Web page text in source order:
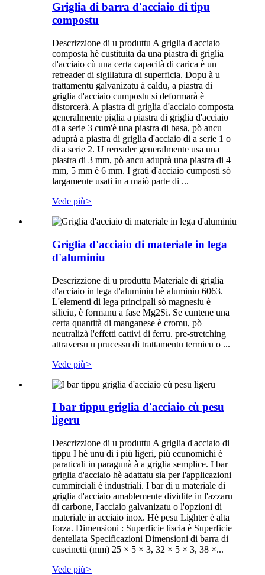
Griglia di barra d'acciaio di tipu
compostu
Descrizzione di u produttu A griglia d'acciaio
composta hè custituita da una piastra di griglia
d'acciaio cù una certa capacità di carica è un
retreader di sigillatura di superficia. Dopu à u
trattamentu galvanizatu à caldu, a piastra di
griglia d'acciaio cumpostu si deformarà è
distorcerà. A piastra di griglia d'acciaio composta
generalmente piglia a piastra di griglia d'acciaio
di a serie 3 cum'è una piastra di basa, pò ancu
aduprà a piastra di griglia d'acciaio di a serie 1 o
di a serie 2. U rereader generalmente usa una
piastra di 3 mm, pò ancu aduprà una piastra di 4
mm, 5 mm è 6 mm. I grati d'acciaio cumposti sò
largamente usati in a maiò parte di ...
Vede più>
Griglia d'acciaio di materiale in lega
d'aluminiu
Descrizzione di u produttu Materiale di griglia
d'acciaio in lega d'aluminiu hè aluminiu 6063.
L'elementi di lega principali sò magnesiu è
siliciu, è formanu a fase Mg2Si. Se cuntene una
certa quantità di manganese è cromu, pò
neutralizà l'effetti cattivi di ferru. pre-stretching
attraversu u prucessu di trattamentu termicu o ...
Vede più>
I bar tippu griglia d'acciaio cù pesu
ligeru
Descrizzione di u produttu A griglia d'acciaio di
tippu I hè unu di i più ligeri, più ecunomichi è
paraticali in paragunà à a griglia semplice. I bar
griglia d'acciaio hè adattatu sia per l'applicazioni
cummirciali è industriali. I bar di u materiale di
griglia d'acciaio amablemente dividite in l'azzaru
di carbone, l'acciaio galvanizatu o l'opzioni di
materiale in acciaio inox. Hè pesu Lighter è alta
forza. Dimensioni : Superficie liscia è Superficie
dentellata Specificazioni Dimensioni di barra di
cuscinetti (mm) 25 × 5 × 3, 32 × 5 × 3, 38 ×...
Vede più>